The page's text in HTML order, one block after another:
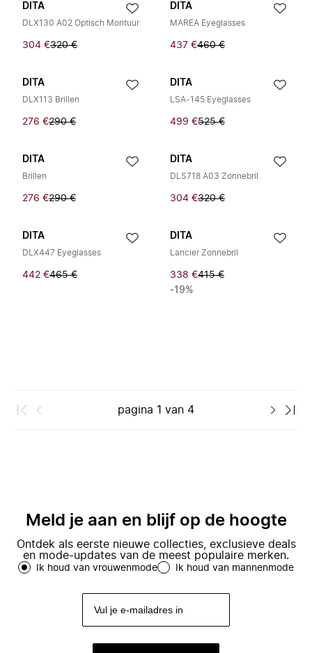
DITA
DLX130 A02 Optisch Montuur
304 €320 €
DITA
MAREA Eyeglasses
437 €460 €
DITA
DLX113 Brillen
276 €290 €
DITA
LSA-145 Eyeglasses
499 €525 €
DITA
Brillen
276 €290 €
DITA
DLS718 A03 Zonnebril
304 €320 €
DITA
DLX447 Eyeglasses
442 €465 €
DITA
Lancier Zonnebril
338 €415 €
-19%
pagina 1 van 4
Meld je aan en blijf op de hoogte
Ontdek als eerste nieuwe collecties, exclusieve deals
en mode-updates van de meest populaire merken.
Ik houd van vrouwenmode Ik houd van mannenmode